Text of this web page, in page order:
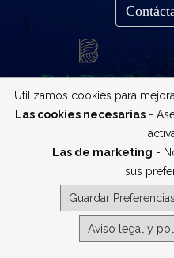
Utilizamos cookies para
Las cookies necesarias-
Las de marketing -
sus
Guardar Preferencias
Aviso legal y